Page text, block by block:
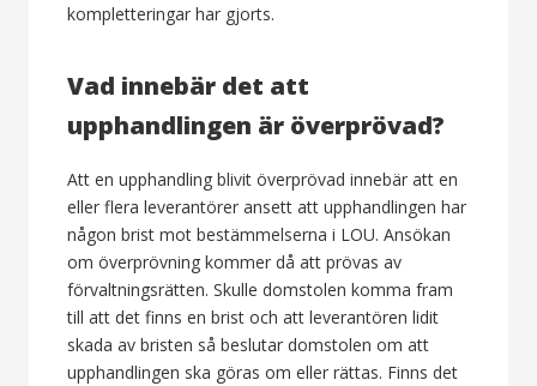
kompletteringar har gjorts.
Vad innebär det att
upphandlingen är överprövad?
Att en upphandling blivit överprövad innebär att en
eller flera leverantörer ansett att upphandlingen har
någon brist mot bestämmelserna i LOU. Ansökan
om överprövning kommer då att prövas av
förvaltningsrätten. Skulle domstolen komma fram
till att det finns en brist och att leverantören lidit
skada av bristen så beslutar domstolen om att
upphandlingen ska göras om eller rättas. Finns det